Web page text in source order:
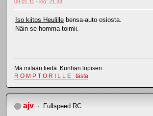
09.01.11 - klo: 21.33
Iso kiitos Heulille bensa-auto osiosta.
Näin se homma toimii.
Mä mitään tiedä. Kunhan löpisen.
R O M P T O R I L L E tästä
ajv Fullspeed RC